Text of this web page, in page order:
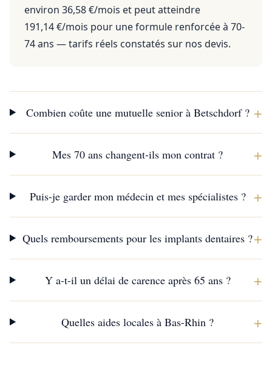
environ 36,58 €/mois et peut atteindre
191,14 €/mois pour une formule renforcée à 70-
74 ans — tarifs réels constatés sur nos devis.
Combien coûte une mutuelle senior à Betschdorf ? +
Mes 70 ans changent-ils mon contrat ? +
Puis-je garder mon médecin et mes spécialistes ? +
Quels remboursements pour les implants dentaires ?+
Y a-t-il un délai de carence après 65 ans ? +
Quelles aides locales à Bas-Rhin ? +